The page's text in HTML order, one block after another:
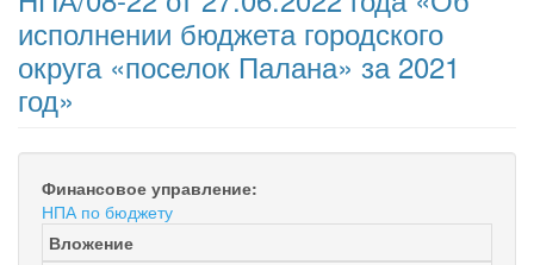
исполнении бюджета городского
округа «поселок Палана» за 2021
год»
Финансовое управление:
НПА по бюджету
Вложение